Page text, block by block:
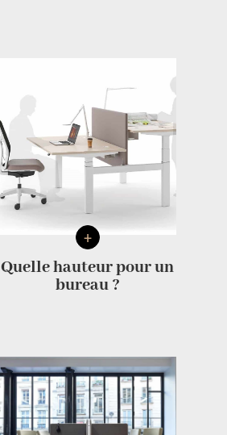
+
Quelle hauteur pour un
bureau ?